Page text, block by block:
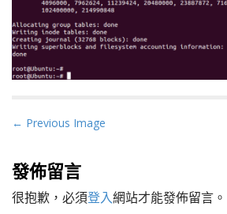
P
s
t
n
← Previous Image
發佈留言
很抱歉，必須登入網站才能發佈留言。